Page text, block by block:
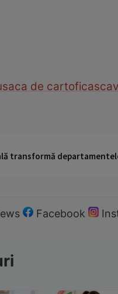
de cartofi
transformă
Facebook